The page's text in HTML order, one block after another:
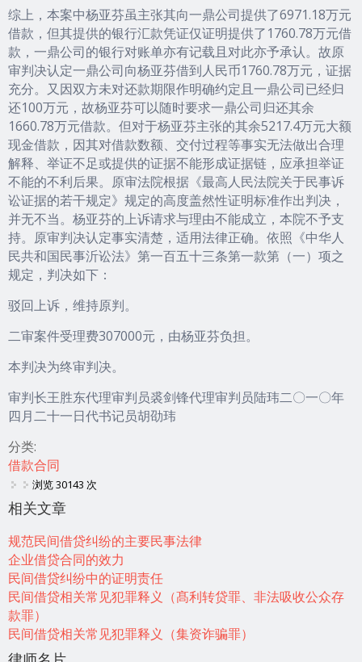
综上，本案中杨亚芬虽主张其向一鼎公司提供了6971.18万元
借款，但其提供的银行汇款凭证仅证明提供了1760.78万元借
款，一鼎公司的银行对账单亦有记载且对此亦予承认。故原
审判决认定一鼎公司向杨亚芬借到人民币1760.78万元，证据
充分。又因双方未对还款期限作明确约定且一鼎公司已经归
还100万元，故杨亚芬可以随时要求一鼎公司归还其余
1660.78万元借款。但对于杨亚芬主张的其余5217.4万元大额
现金借款，因其对借款数额、交付过程等事实无法做出合理
解释、举证不足或提供的证据不能形成证据链，应承担举证
不能的不利后果。原审法院根据《最高人民法院关于民事诉
讼证据的若干规定》规定的高度盖然性证明标准作出判决，
并无不当。杨亚芬的上诉请求与理由不能成立，本院不予支
持。原审判决认定事实清楚，适用法律正确。依照《中华人
民共和国民事沂讼法》第一百五十三条第一款第（一）项之
规定，判决如下：
驳回上诉，维持原判。
二审案件受理费307000元，由杨亚芬负担。
本判决为终审判决。
审判长王胜东代理审判员裘剑锋代理审判员陆玮二〇一〇年
四月二十一日代书记员胡劭玮
分类:
借款合同
浏览 30143 次
相关文章
规范民间借贷纠纷的主要民事法律
企业借贷合同的效力
民间借贷纠纷中的证明责任
民间借贷相关常见犯罪释义（髙利转贷罪、非法吸收公众存
款罪）
民间借贷相关常见犯罪释义（集资诈骗罪）